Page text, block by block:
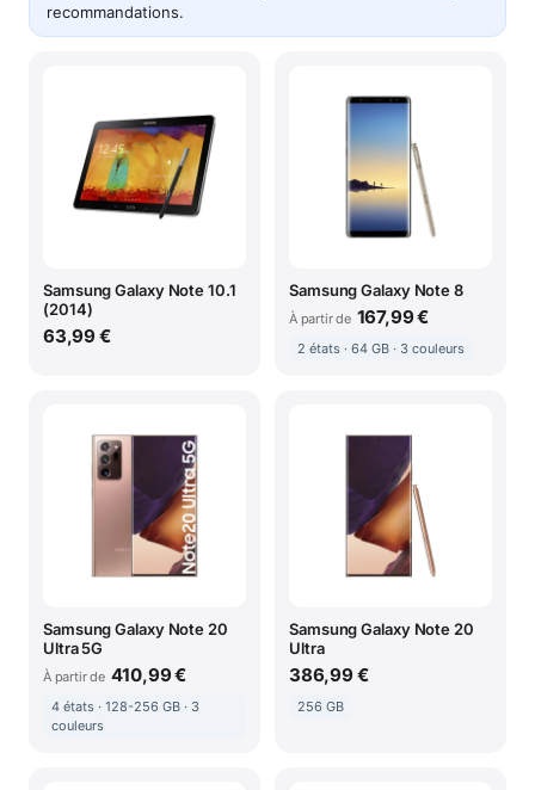
recommandations.
Samsung Galaxy Note 10.1
(2014)
63,99 €
Samsung Galaxy Note 8
À partir de 167,99 €
2 états · 64 GB · 3 couleurs
Samsung Galaxy Note 20
Ultra 5G
À partir de 410,99 €
4 états · 128-256 GB · 3
couleurs
Samsung Galaxy Note 20
Ultra
386,99 €
256 GB